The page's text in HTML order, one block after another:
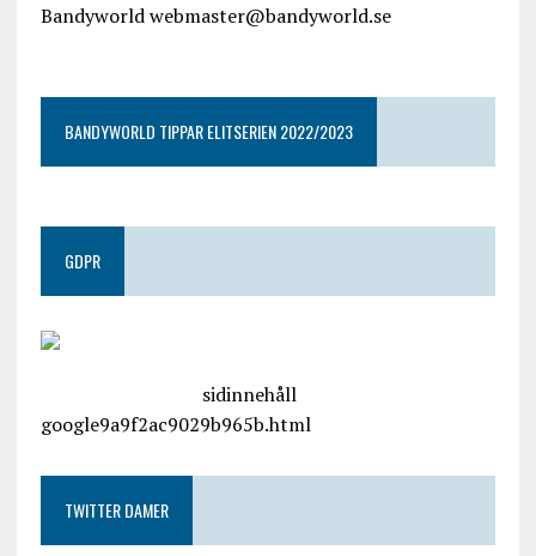
Bandyworld webmaster@bandyworld.se
BANDYWORLD TIPPAR ELITSERIEN 2022/2023
GDPR
sidinnehåll
google9a9f2ac9029b965b.html
TWITTER DAMER